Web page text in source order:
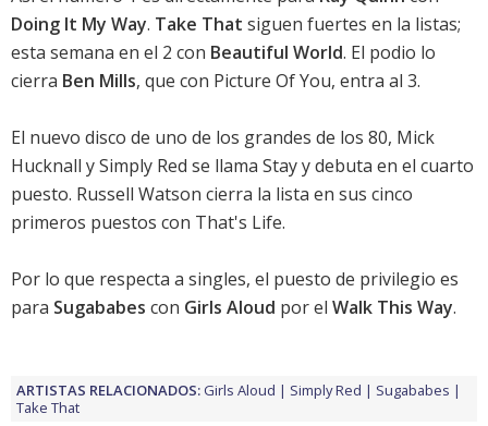
Doing It My Way. Take That siguen fuertes en la listas;
esta semana en el 2 con Beautiful World. El podio lo
cierra Ben Mills, que con Picture Of You, entra al 3.
El nuevo disco de uno de los grandes de los 80, Mick
Hucknall y Simply Red se llama Stayy debuta en el cuarto
puesto. Russell Watson cierra la lista en sus cinco
primeros puestos con That's Life.
Por lo que respecta a singles, el puesto de privilegio es
para Sugababes con Girls Aloud por el Walk This Way.
ARTISTAS RELACIONADOS: Girls Aloud Simply Red
Sugababes
Take That